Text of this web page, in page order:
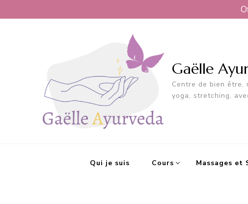
Gaëlle
Centre de bien être,
yoga, stretching,
Qui je suis Cours Massages et